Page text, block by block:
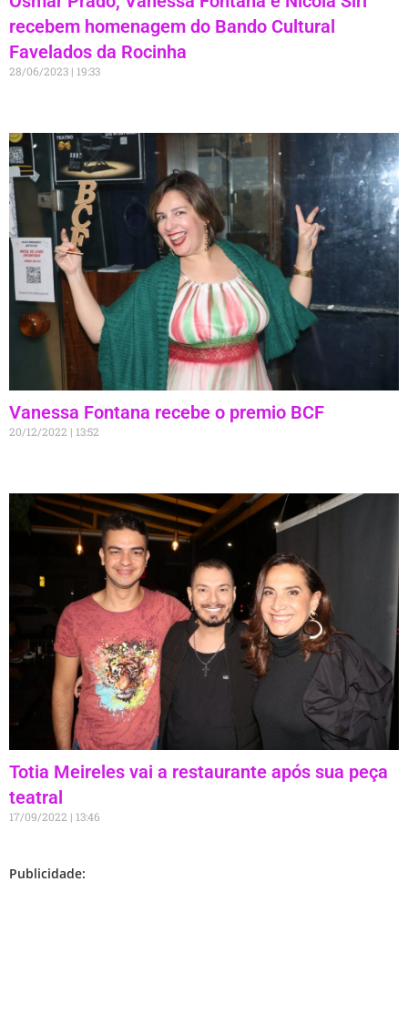
recebem homenagem do Bando Cultural
Favelados da Rocinha
28/06/2023 19:33
Vanessa Fontana recebe o premio BCF
20/12/2022 13:52
Totia Meireles vai a restaurante após sua peça
teatral
17/09/2022 13:46
Publicidade: